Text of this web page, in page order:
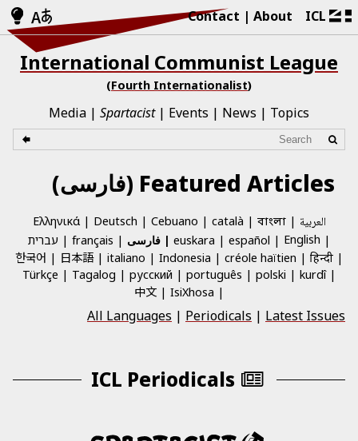
ICL
About
Contact
International Communist League
(Fourth Internationalist)
Topics
News
Events
Spartacist
Media
العربية বাংলা
català
Cebuano
Deutsch
Ελληνικά
English
español
euskara فارسی français
עברית
हिन्दी
créole haïtien
Indonesia
italiano
日本語
한국어
kurdî
polski
português
русский
Tagalog
Türkçe
IsiXhosa
中文
All Languages | Periodicals | Latest Issues